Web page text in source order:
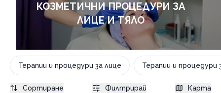
КОЗМЕТИЧНИ ПРОЦЕДУРИ ЗА
ЛИЦЕ И ТЯЛО
Терапии и процедури за лице Терапии и процедури
Сортиране Филтрирай Карта